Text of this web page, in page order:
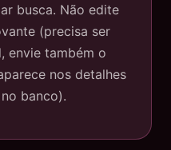
busca. Não edite
(precisa ser
envie também o
nos detalhes
banco).